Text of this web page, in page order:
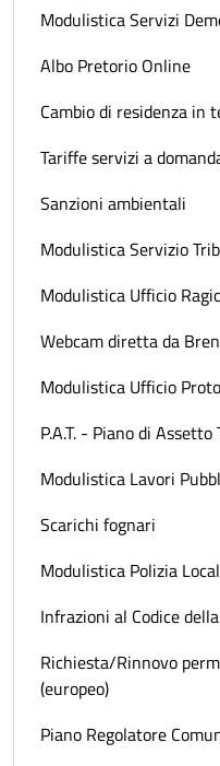
Modulistica Servizi
Albo Pretorio Online
Cambio di residenza in
Tariffe servizi a
Sanzioni ambientali
Modulistica Servizio
Modulistica Ufficio
Webcam diretta da
Modulistica Ufficio
P.A.T. - Piano di
Modulistica Lavori
Scarichi fognari
Modulistica Polizia
Infrazioni al Codice
Richiesta/Rinnovo
(europeo)
Piano Regolatore